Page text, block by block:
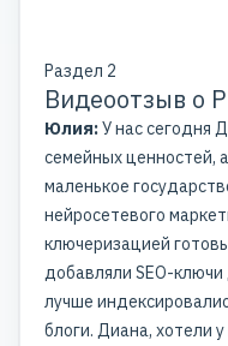
Раздел 2
Видеоотзыв о
Юлия:У нас сегодня
семейных ценностей,
маленькое
нейросетевого
ключеризацией
добавляли SEO-
лучше
блоги. Диана, хотели